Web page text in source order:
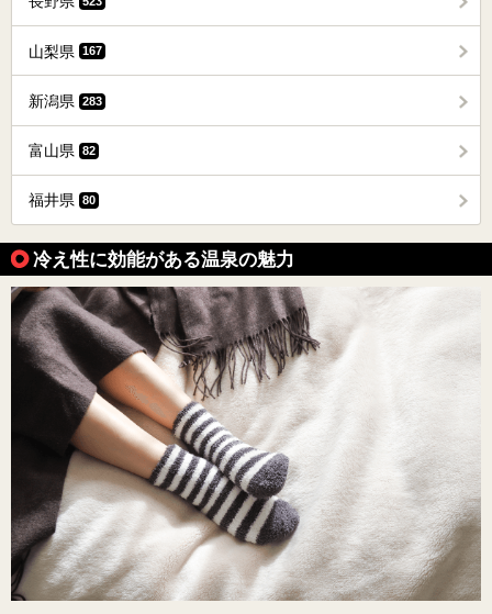
山梨県 167
新潟県 283
富山県 82
福井県 80
冷え性に効能がある温泉の魅力